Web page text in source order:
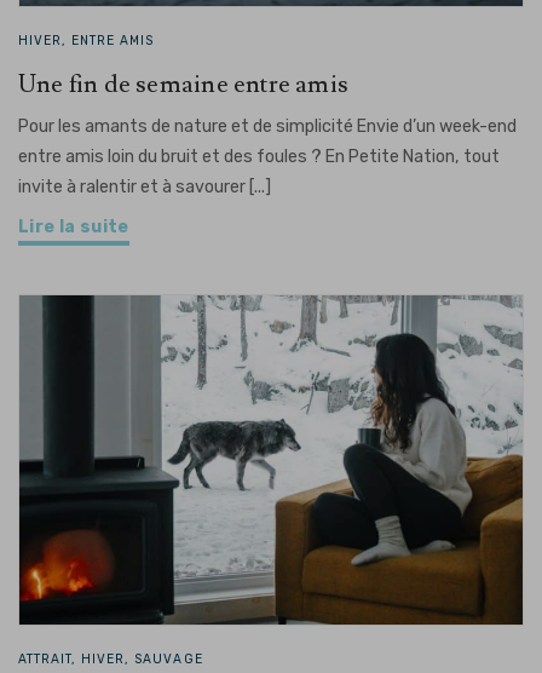
HIVER, ENTRE AMIS
Une fin de semaine entre amis
Pour les amants de nature et de simplicité Envie d’un week-end
entre amis loin du bruit et des foules ? En Petite Nation, tout
invite à ralentir et à savourer [...]
Lire la suite
ATTRAIT, HIVER, SAUVAGE